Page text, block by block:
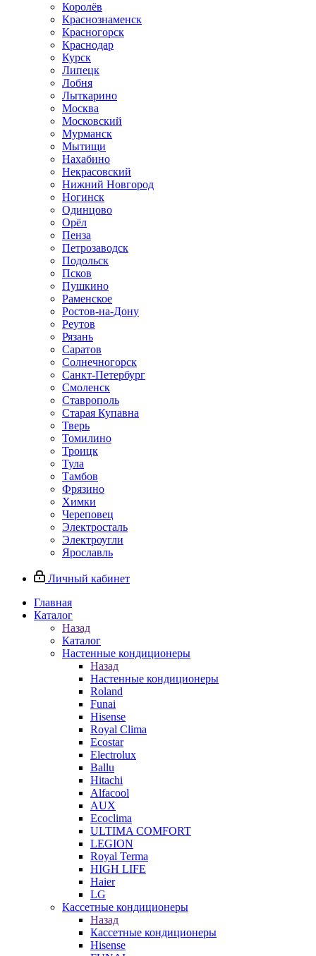
Королёв
Краснознаменск
Красногорск
Краснодар
Курск
Липецк
Лобня
Лыткарино
Москва
Московский
Мурманск
Мытищи
Нахабино
Некрасовский
Нижний Новгород
Ногинск
Одинцово
Орёл
Пенза
Петрозаводск
Подольск
Псков
Пушкино
Раменское
Ростов-на-Дону
Реутов
Рязань
Саратов
Солнечногорск
Санкт-Петербург
Смоленск
Ставрополь
Старая Купавна
Тверь
Томилино
Троицк
Тула
Тамбов
Фрязино
Химки
Череповец
Электросталь
Электроугли
Ярославль
Личный кабинет
Главная
Каталог
Назад
Каталог
Настенные кондиционеры
Назад
Настенные кондиционеры
Roland
Funai
Hisense
Royal Clima
Ecostar
Electrolux
Ballu
Hitachi
Alfacool
AUX
Ecoclima
ULTIMA COMFORT
LEGION
Royal Terma
HIGH LIFE
Haier
LG
Кассетные кондиционеры
Назад
Кассетные кондиционеры
Hisense